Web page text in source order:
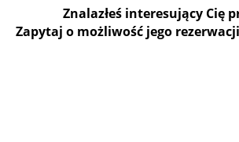
Znalazłeś interesujący Cię
Zapytaj o możliwość jego